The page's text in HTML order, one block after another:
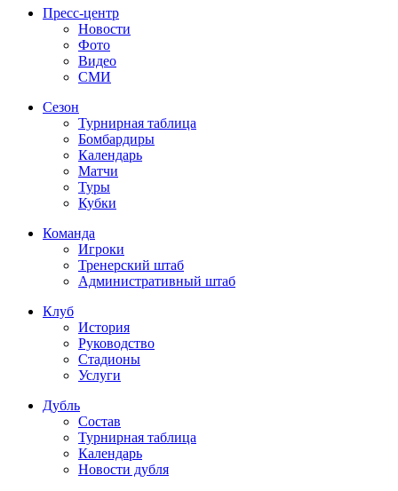
Пресс-центр
Новости
Фото
Видео
СМИ
Сезон
Турнирная таблица
Бомбардиры
Календарь
Матчи
Туры
Кубки
Команда
Игроки
Тренерский штаб
Административный штаб
Клуб
История
Руководство
Стадионы
Услуги
Дубль
Состав
Турнирная таблица
Календарь
Новости дубля